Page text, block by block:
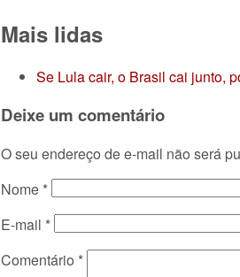
Mais lidas
Se Lula cair, o Brasil cai junto,
Deixe um comentário
O seu endereço de e-mail não será
Nome *
E-mail *
Comentário *